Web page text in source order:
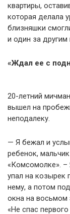
квартиры,
которая делала
близняшки
и один за
«Ждал ее с
20-летний
вышел на
неподалеку.
— Я бежал и
ребенок,
«Комсомолке». –
упал на козырек
нему, а потом
окна на восьмом
«Не спас